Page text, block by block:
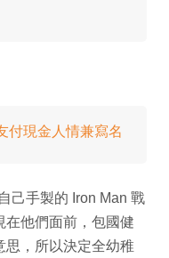
付現金人情兼寫名
己手製的 Iron Man 戰
在他們面前，包國健
思，所以決定全幼稚